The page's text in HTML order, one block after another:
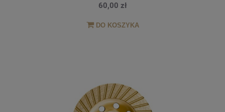
60,00 zł
DO KOSZYKA